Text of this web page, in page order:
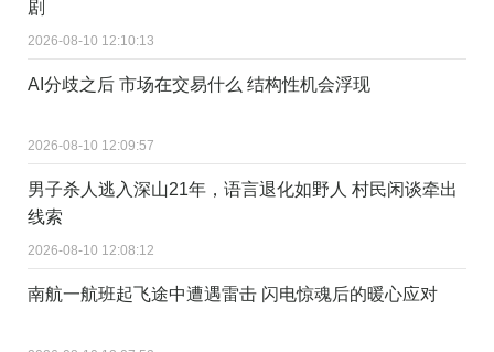
剧
2026-08-10 12:10:13
AI分歧之后 市场在交易什么 结构性机会浮现
2026-08-10 12:09:57
男子杀人逃入深山21年，语言退化如野人 村民闲谈牵出
线索
2026-08-10 12:08:12
南航一航班起飞途中遭遇雷击 闪电惊魂后的暖心应对